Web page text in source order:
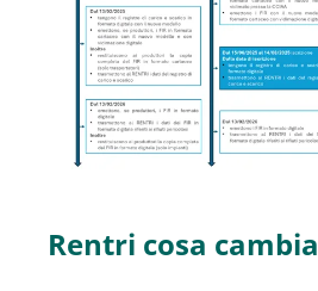
Rentri cosa cambia